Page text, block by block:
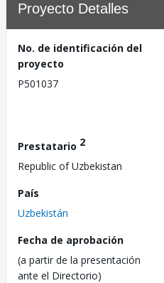
Proyecto Detalles
No. de identificación del
proyecto
P501037
Prestatario 2
Republic of Uzbekistan
País
Uzbekistán
Fecha de aprobación
(a partir de la presentación
ante el Directorio)